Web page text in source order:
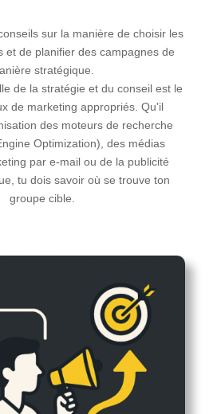
sur la manière de choisir les
et de planifier des campagnes de
stratégique.
de la stratégie et du conseil est le
de marketing appropriés. Qu'il
des moteurs de recherche
Optimization), des médias
par e-mail ou de la publicité
tu dois savoir où se trouve ton
groupe cible.